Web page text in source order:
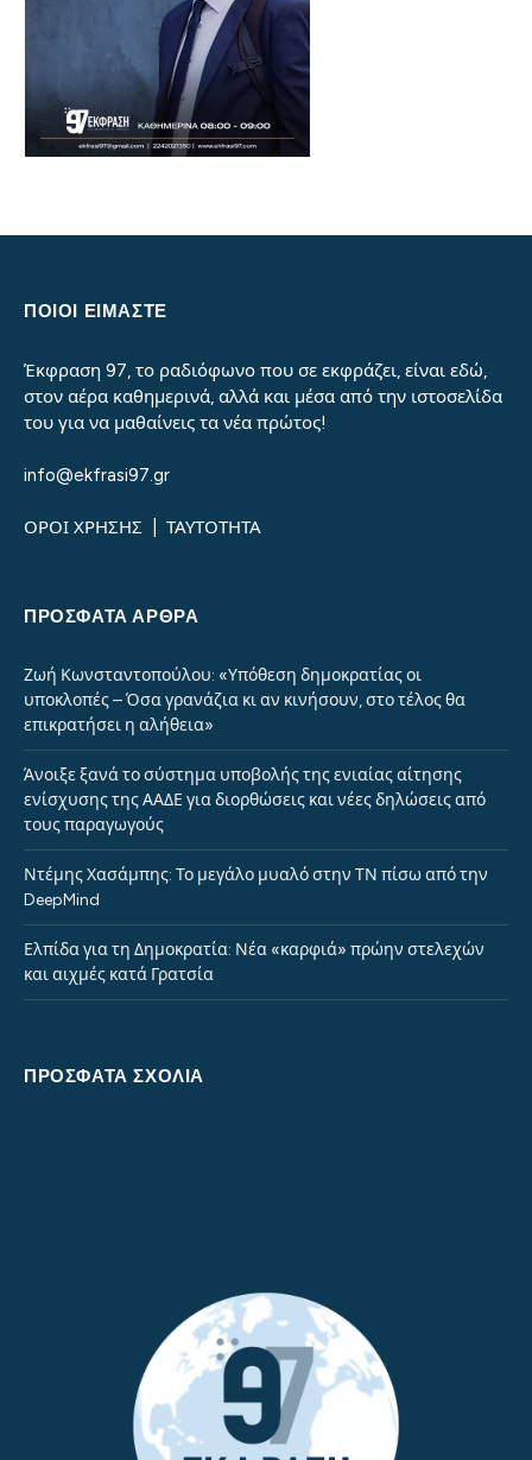
ΠΟΙΟΙ ΕΙΜΑΣΤΕ
Έκφραση 97, το ραδιόφωνο που σε εκφράζει, είναι εδώ,
στον αέρα καθημερινά, αλλά και μέσα από την ιστοσελίδα
του για να μαθαίνεις τα νέα πρώτος!
info@ekfrasi97.gr
ΟΡΟΙ ΧΡΗΣΗΣ ΤΑΥΤΟΤΗΤΑ
ΠΡΌΣΦΑΤΑ ΆΡΘΡΑ
Ζωή Κωνσταντοπούλου: «Υπόθεση δημοκρατίας οι
υποκλοπές – Όσα γρανάζια κι αν κινήσουν, στο τέλος θα
επικρατήσει η αλήθεια»
Άνοιξε ξανά το σύστημα υποβολής της ενιαίας αίτησης
ενίσχυσης της ΑΑΔΕ για διορθώσεις και νέες δηλώσεις από
τους παραγωγούς
Ντέμης Χασάμπης: Το μεγάλο μυαλό στην ΤΝ πίσω από την
DeepMind
Ελπίδα για τη Δημοκρατία: Νέα «καρφιά» πρώην στελεχών
και αιχμές κατά Γρατσία
ΠΡΌΣΦΑΤΑ ΣΧΌΛΙΑ